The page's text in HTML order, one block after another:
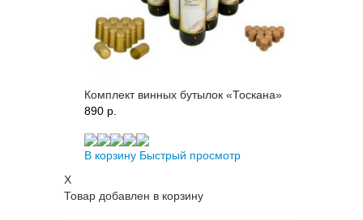
Комплект винных бутылок «Тоскана»
890 p.
В корзину Быстрый просмотр
X
Товар добавлен в корзину